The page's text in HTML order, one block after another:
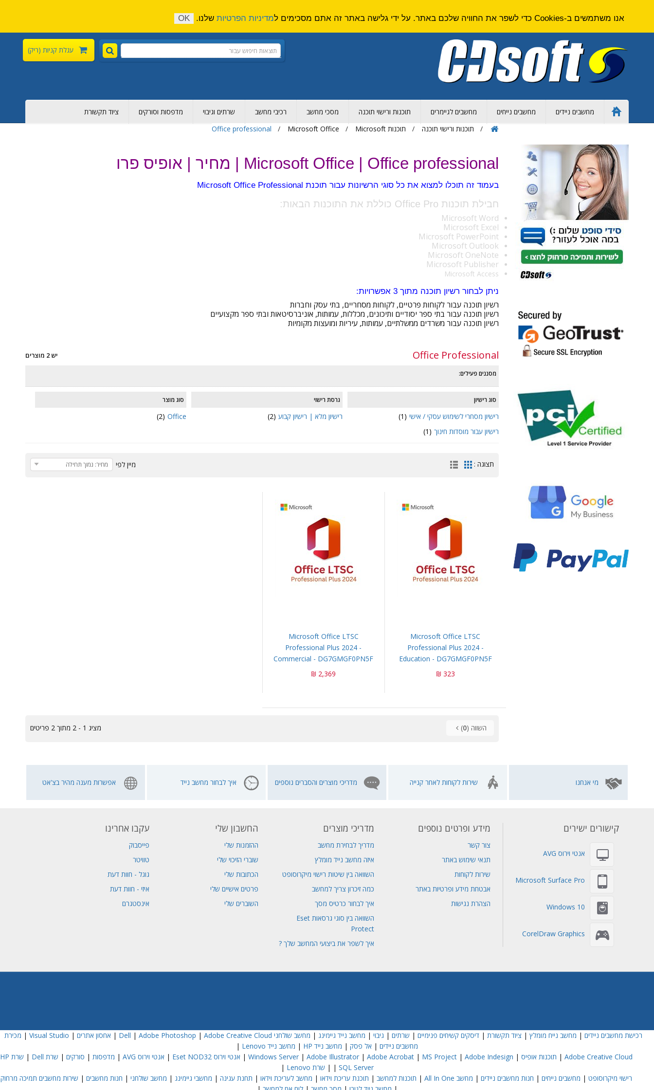
עגלת קניות (ריק)
Home
Page
מחשבים ניידים מחשבים נייחים מחשבים לגיימרים תוכנות ורישוי תוכנה מסכי מחשב רכיבי מחשב שרתים וגיבוי מדפסות וסורקים
ציוד תקשורת
תוכנות ורישוי תוכנה
תוכנות Microsoft Microsoft Office
Office professional
Microsoft Office | Office professional | מחיר | אופיס פרו
בעמוד זה תוכלו למצוא את כל סוגי הרשיונות עבור תוכנת Microsoft Office Professional
חבילת תוכנות Office Pro כוללת את התוכנות הבאות:
Microsoft Word
Microsoft Excel
Microsoft PowerPoint
Microsoft Outlook
Microsoft OneNote
Microsoft Publisher
Microsoft Access
ניתן לבחור רשיון תוכנה מתוך 3 אפשרויות:
רשיון תוכנה עבור לקוחות פרטיים, לקוחות מסחריים, בתי עסק וחברות
רשיון תוכנה עבור בתי ספר יסודיים ותיכונים, מכללות, עמותות, אוניברסיטאות ובתי ספר מקצועיים
רשיון תוכנה עבור משרדים ממשלתיים, עמותות, עיריות ומועצות מקומיות
Office Professional יש 2 מוצרים
מסננים פעילים:
סוג רישיון
רישיון מסחרי לשימוש עסקי / אישי (1)
רישיון עבור מוסדות חינוך (1)
גרסת רישוי
רישיון מלא | רישיון קבוע (2)
סוג מוצר
Office
(2)
תצוגה : מיין לפי מחיר: נמוך תחילה
Microsoft Office LTSC
Professional Plus 2024 -
Education - DG7GMGF0PN5F
323 ₪
Microsoft Office LTSC
Professional Plus 2024 -
Commercial - DG7GMGF0PN5F
2,369 ₪
השווה (0
) מציג 1 - 2 מתוך 2 פריטים
מי אנחנו שירות לקוחות לאחר קנייה מדריכי מוצרים והסברים נוספים איך לבחור מחשב נייד אפשרות מענה מהיר בצ'אט
קישורים ישירים
אנטי וירוס AVG
Microsoft Surface Pro
Windows 10
CorelDraw Graphics
מידע ופרטים נוספים
צור קשר
תנאי שימוש באתר
שירות לקוחות
אבטחת מידע ופרטיות באתר
הצהרת נגישות
מדריכי מוצרים
מדריך לבחירת מחשב
איזה מחשב נייד מומלץ
השוואה בין שיטות רישוי מיקרוסופט
כמה זיכרון צריך למחשב
איך לבחור כרטיס מסך
השוואה בין סוגי גרסאות Eset
Protect
איך לשפר את ביצועי המחשב שלך ?
החשבון שלי
ההזמנות שלי
שוברי הזיכוי שלי
הכתובות שלי
פרטים אישיים שלי
השוברים שלי
עקבו אחרינו
פייסבוק
טוויטר
גוגל - חוות דעת
איזי - חוות דעת
אינסטגרם
אנו משתמשים ב-Cookies כדי לשפר את החוויה שלכם באתר. על ידי גלישה באתר זה אתם מסכימים ל מדיניות הפרטיות שלנו. OK
רכישת מחשבים ניידים | מחשב נייח מומלץ | ציוד תקשורת |דיסקים קשיחים פנימיים | שרתים | גיבוי | מחשב נייד גיימינג | מחשב שולחני Dell | Adobe Photoshop | Adobe Creative Cloud
| אחסון אתרים |
Visual Studio
| מכירת
מחשבים ניידים | אל פסק | מחשב נייד HP | מחשב נייד Lenovo
|
Adobe Creative Cloud
| תוכנות אופיס |
Windows Server | Adobe Illustrator | Adobe Acrobat | MS Project | Adobe Indesign
| אנטי וירוס Eset NOD32 | אנטי וירוס AVG | מדפסות | סורקים | שרת Dell | שרת HP
| SQL Server
| שרת Lenovo
|
רישוי מיקרוסופט | מחשבים נייחים | חנות מחשבים ניידים | מחשב All In One | תוכנות למחשב | תוכנת עריכת וידאו | מחשב לעריכת וידאו | תחנת עגינה | מחשבי גיימינג | מחשב שולחני | חנות מחשבים | שירות מחשבים תמיכה מרחוק